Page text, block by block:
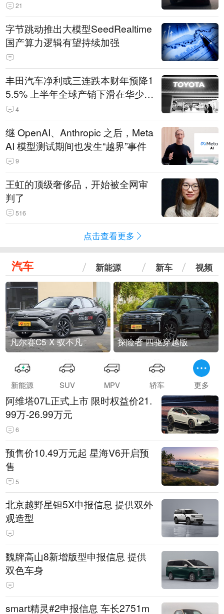
21
字节跳动推出大模型SeedRealtime
国产算力逻辑有望持续加强
丰田汽车净利或三连跌本财年预降1
5.5% 上半年全球产销下滑在华少卖
14.3万辆
4
继 OpenAI、Anthropic 之后，Meta
AI 模型测试期间也发生“越界”事件
9
王虹的顶级奢侈品，开始被全网审
判了
516
点击查看更多
汽车 新能源 新车 视频
凡尔赛C5 X 驭不凡 探险者 四驱穿越版
新能源 SUV MPV 轿车 更多
阿维塔07L正式上市 限时权益价21.
99万-26.99万元
6
预售价10.49万元起 星海V6开启预
售
5
北京越野星钽5X申报信息 提供双外
观造型
魏牌高山8新增版型申报信息 提供
双色车身
smart精灵#2申报信息 车长2751m